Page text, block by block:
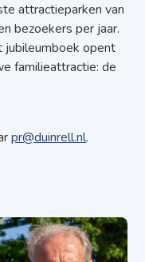
attractieparken van
bezoekers per jaar.
jubileumboek opent
familieattractie: de
pr@duinrell.nl.